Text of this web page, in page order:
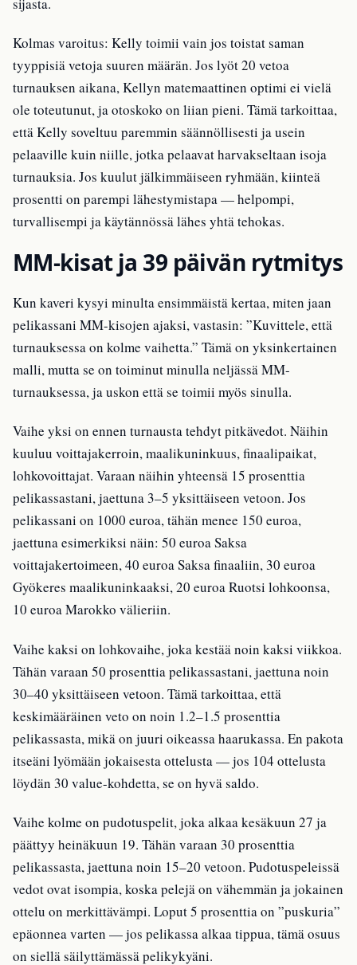
Kolmas varoitus: Kelly toimii vain jos toistat saman
tyyppisiä vetoja suuren määrän. Jos lyöt 20 vetoa
turnauksen aikana, Kellyn matemaattinen optimi ei vielä
ole toteutunut, ja otoskoko on liian pieni. Tämä tarkoittaa,
että Kelly soveltuu paremmin säännöllisesti ja usein
pelaaville kuin niille, jotka pelaavat harvakseltaan isoja
turnauksia. Jos kuulut jälkimmäiseen ryhmään, kiinteä
prosentti on parempi lähestymistapa — helpompi,
turvallisempi ja käytännössä lähes yhtä tehokas.
MM-kisat ja 39 päivän rytmitys
Kun kaveri kysyi minulta ensimmäistä kertaa, miten jaan
pelikassani MM-kisojen ajaksi, vastasin: ”Kuvittele, että
turnauksessa on kolme vaihetta.” Tämä on yksinkertainen
malli, mutta se on toiminut minulla neljässä MM-
turnauksessa, ja uskon että se toimii myös sinulla.
Vaihe yksi on ennen turnausta tehdyt pitkävedot. Näihin
kuuluu voittajakerroin, maalikuninkuus, finaalipaikat,
lohkovoittajat. Varaan näihin yhteensä 15 prosenttia
pelikassastani, jaettuna 3–5 yksittäiseen vetoon. Jos
pelikassani on 1000 euroa, tähän menee 150 euroa,
jaettuna esimerkiksi näin: 50 euroa Saksa
voittajakertoimeen, 40 euroa Saksa finaaliin, 30 euroa
Gyökeres maalikuninkaaksi, 20 euroa Ruotsi lohkoonsa,
10 euroa Marokko välieriin.
Vaihe kaksi on lohkovaihe, joka kestää noin kaksi viikkoa.
Tähän varaan 50 prosenttia pelikassastani, jaettuna noin
30–40 yksittäiseen vetoon. Tämä tarkoittaa, että
keskimääräinen veto on noin 1.2–1.5 prosenttia
pelikassasta, mikä on juuri oikeassa haarukassa. En pakota
itseäni lyömään jokaisesta ottelusta — jos 104 ottelusta
löydän 30 value-kohdetta, se on hyvä saldo.
Vaihe kolme on pudotuspelit, joka alkaa kesäkuun 27 ja
päättyy heinäkuun 19. Tähän varaan 30 prosenttia
pelikassasta, jaettuna noin 15–20 vetoon. Pudotuspeleissä
vedot ovat isompia, koska pelejä on vähemmän ja jokainen
ottelu on merkittävämpi. Loput 5 prosenttia on ”puskuria”
epäonnea varten — jos pelikassa alkaa tippua, tämä osuus
on siellä säilyttämässä pelikykyäni.